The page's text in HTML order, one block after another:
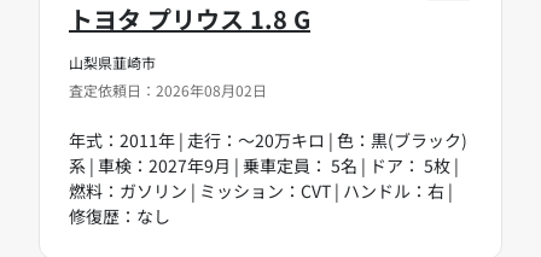
山梨県韮崎市
査定依頼日：2026年08月02日
トヨタ プリウス 1.8 G
年式：2011年 | 走行：～20万キロ | 色：黒(ブラック)
系 | 車検：2027年9月 | 乗車定員： 5名 | ドア： 5枚 |
燃料：ガソリン | ミッション：CVT | ハンドル：右 |
修復歴：なし